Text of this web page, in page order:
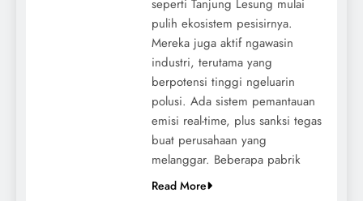
seperti Tanjung Lesung mulai
pulih ekosistem pesisirnya.
Mereka juga aktif ngawasin
industri, terutama yang
berpotensi tinggi ngeluarin
polusi. Ada sistem pemantauan
emisi real-time, plus sanksi tegas
buat perusahaan yang
melanggar. Beberapa pabrik
Read More